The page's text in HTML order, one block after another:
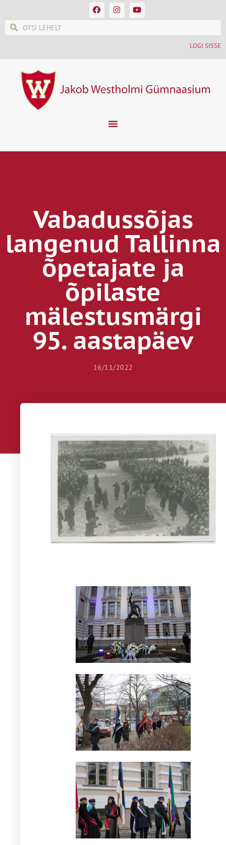
LOGI SISSE
Vabadussõjas
langenud Tallinna
õpetajate ja
õpilaste
mälestusmärgi
95. aastapäev
16/11/2022